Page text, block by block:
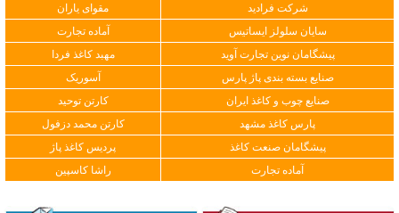
شرکت فرادید
مقوای یاران
سایان سلولز ایساتیس
آماده تجارت
پیشگامان نوین تجارت آوید
مهبد کاغذ فردا
صنایع بسته بندی پاژ پارس
آسوریک
صنایع چوب و کاغذ ایران
کارتن توحید
پارس کاغذ مشهد
کارتن محمد دزفول
پیشگامان صنعت کاغذ
پردیس کاغذ پاژ
آماده تجارت
راشا کاسپین